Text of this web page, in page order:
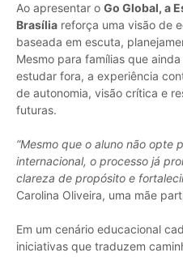
Ao apresentar o Go Global, a
Brasília reforça uma visão de
baseada em escuta,
Mesmo para famílias que
estudar fora, a experiência
de autonomia, visão crítica e
futuras.
“Mesmo que o aluno não opte
internacional, o processo já
clareza de propósito e
Carolina Oliveira, uma mãe
Em um cenário educacional
iniciativas que traduzem